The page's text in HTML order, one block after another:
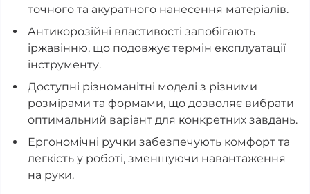
точного та акуратного нанесення матеріалів.
Антикорозійні властивості запобігають
іржавінню, що подовжує термін експлуатації
інструменту.
Доступні різноманітні моделі з різними
розмірами та формами, що дозволяє вибрати
оптимальний варіант для конкретних завдань.
Ергономічні ручки забезпечують комфорт та
легкість у роботі, зменшуючи навантаження
на руки.